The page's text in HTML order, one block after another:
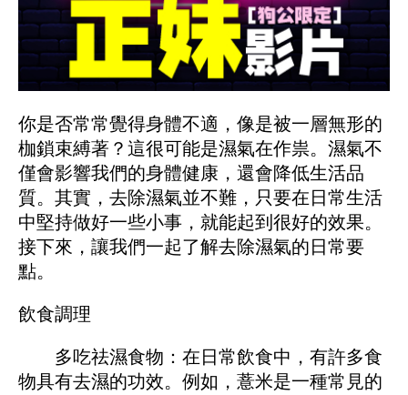
你是否常常覺得身體不適，像是被一層無形的
枷鎖束縛著？這很可能是濕氣在作祟。濕氣不
僅會影響我們的身體健康，還會降低生活品
質。其實，去除濕氣並不難，只要在日常生活
中堅持做好一些小事，就能起到很好的效果。
接下來，讓我們一起了解去除濕氣的日常要
點。
飲食調理
多吃祛濕食物：在日常飲食中，有許多食
物具有去濕的功效。例如，薏米是一種常見的